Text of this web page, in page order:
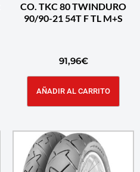
CO. TKC 80 TWINDURO
90/90-21 54T F TL M+S
91,96€
AÑADIR AL CARRITO